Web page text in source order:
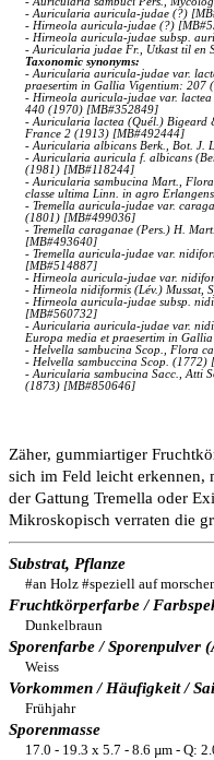
- Auricularia auricula-judae (?)
- Hirneola auricula-judae (?)
- Hirneola auricula-judae subsp.
- Auricularia judae Fr., Utkast til en
Taxonomic synonyms:
- Auricularia auricula-judae var.
praesertim in Gallia Vigentium: 207
- Hirneola auricula-judae var.
440 (1970) [MB#352849]
- Auricularia lactea (Quél.) Bigeard
France 2 (1913) [MB#492444]
- Auricularia albicans Berk., Bot. J.
- Auricularia auricula f. albicans
(1981) [MB#118244]
- Auricularia sambucina Mart., Flora
classe ultima Linn. in agro
- Tremella auricula-judae var.
(1801) [MB#499036]
- Tremella caraganae (Pers.) H.
[MB#493640]
- Tremella auricula-judae var.
[MB#514887]
- Hirneola auricula-judae var.
- Hirneola nidiformis (Lév.) Mussat,
- Hirneola auricula-judae subsp.
[MB#560732]
- Auricularia auricula-judae var.
Europa media et praesertim in
- Helvella sambucina Scop., Flora
- Helvella sambuccina Scop. (1772)
- Auricularia sambucina Sacc., Atti
(1873) [MB#850646]
Zäher, gummiartiger
sich im Feld leicht erkennen,
der Gattung Tremella oder
Mikroskopisch verraten die
Substrat, Pflanze
#an Holz #speziell auf
Fruchtkörperfarbe /
Dunkelbraun
Sporenfarbe / Sporenpulver
Weiss
Vorkommen / Häufigkeit /
Frühjahr
Sporenmasse
17.0 - 19.3 x 5.7 - 8.6 µm - Q: